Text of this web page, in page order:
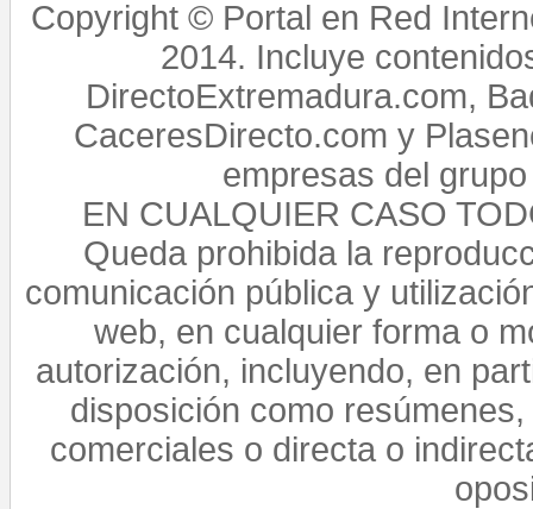
Copyright © Portal en Red
2014. Incluye
DirectoExtremadura.com,
CaceresDirecto.com y
empresas del
EN CUALQUIER CASO
Queda prohibida la
comunicación pública y
web, en cualquier forma o
autorización, incluyendo, en
disposición como
comerciales o directa o